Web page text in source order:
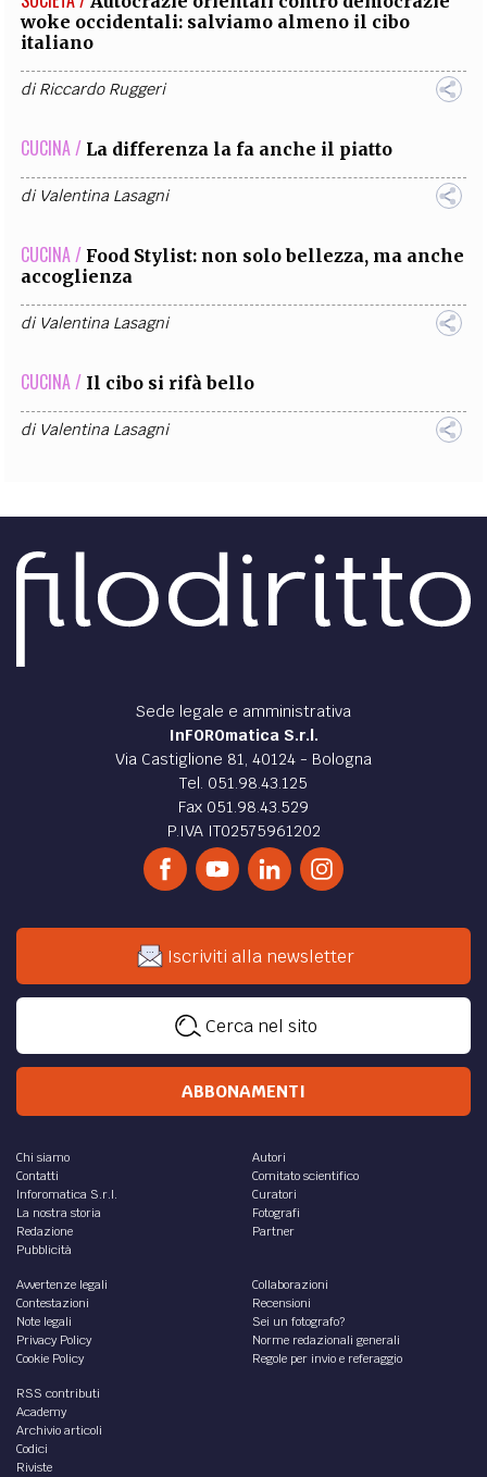
woke occidentali: salviamo almeno il cibo
italiano
diRiccardo Ruggeri
CUCINA / La differenza la fa anche il piatto
di Valentina Lasagni
CUCINA / Food Stylist: non solo bellezza, ma anche
accoglienza
di Valentina Lasagni
CUCINA / Il cibo si rifà bello
di Valentina Lasagni
Sede legale e amministrativa
InFOROmatica S.r.l.
Via Castiglione 81, 40124 - Bologna
Tel. 051.98.43.125
Fax 051.98.43.529
P.IVA IT02575961202
Iscriviti alla newsletter
Cerca nel sito
ABBONAMENTI
Chi siamo
Contatti
Inforomatica S.r.l.
La nostra storia
Redazione
Pubblicità
Autori
Comitato scientifico
Curatori
Fotografi
Partner
Avvertenze legali
Contestazioni
Note legali
Privacy Policy
Cookie Policy
Collaborazioni
Recensioni
Sei un fotografo?
Norme redazionali generali
Regole per invio e referaggio
RSS contributi
Academy
Archivio articoli
Codici
Riviste